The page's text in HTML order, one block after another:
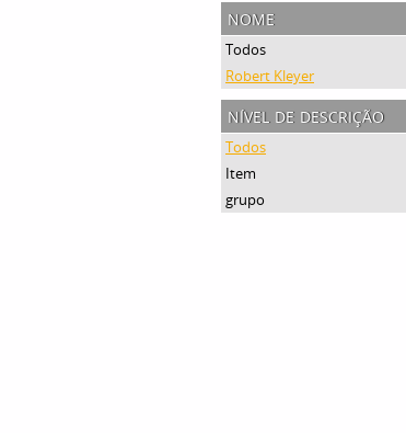
nome
Todos
Robert Kleyer
nível de descrição
Todos
Item
grupo